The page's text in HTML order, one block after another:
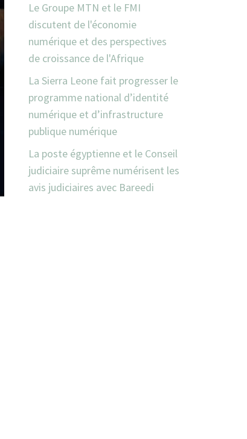
Le Groupe MTN et le FMI
discutent de l'économie
numérique et des perspectives
de croissance de l'Afrique
La Sierra Leone fait progresser le
programme national d’identité
numérique et d’infrastructure
publique numérique
La poste égyptienne et le Conseil
judiciaire suprême numérisent les
avis judiciaires avec Bareedi